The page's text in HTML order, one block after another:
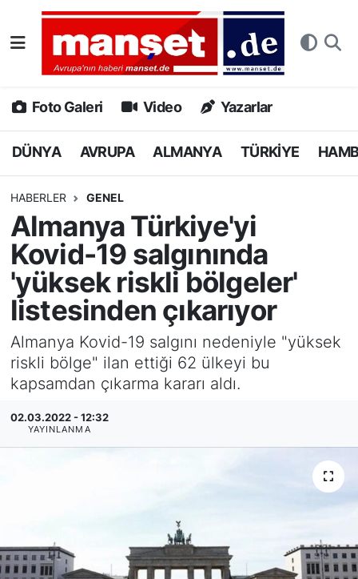
Foto Galeri Video Yazarlar
DÜNYA AVRUPA ALMANYA TÜRKİYE
HABERLER GENEL
Almanya Türkiye'yi
Kovid-19 salgınında
'yüksek riskli bölgeler'
listesinden çıkarıyor
Almanya Kovid-19 salgını nedeniyle "yüksek
riskli bölge" ilan ettiği 62 ülkeyi bu
kapsamdan çıkarma kararı aldı.
02.03.2022 - 12:32
YAYINLANMA
DÜNYA
AVRUPA
ALMANYA
HAMBURG
SPOR
DEUTSCH
EKONOMİ
SİYASET
SAĞLIK
Nöbetçi Eczaneler
Hava Durumu
Namaz Vakitleri
Puan Durumu ve Fikstür
Tüm Manşetler
Son Dakika Haberleri
Haber Arşivi